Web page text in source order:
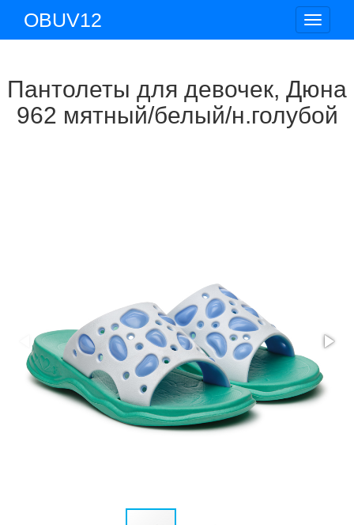
Toggle
OBUV12
Пантолеты для девочек, Дюна
962 мятный/белый/н.голубой